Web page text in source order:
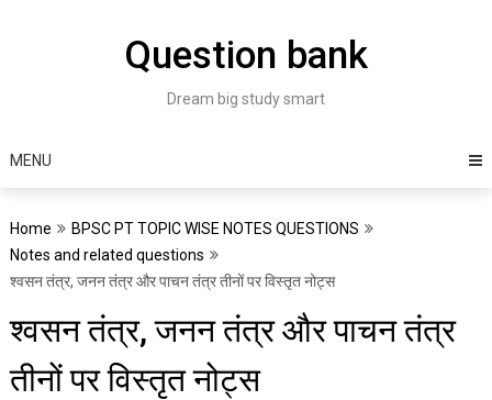
Question bank
Dream big study smart
MENU
Home
BPSC PT TOPIC WISE NOTES QUESTIONS
Notes and related questions
श्वसन तंत्र, जनन तंत्र और पाचन तंत्र तीनों पर विस्तृत नोट्स
श्वसन तंत्र, जनन तंत्र और पाचन तंत्र
तीनों पर विस्तृत नोट्स